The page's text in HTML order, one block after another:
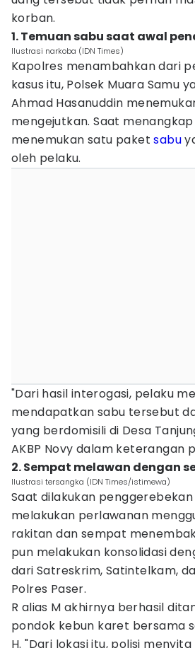
korban.
1. Temuan sabu saat awal
Ilustrasi narkoba (IDN Times)
Kapolres menambahkan dari
kasus itu, Polsek Muara Samu
Ahmad Hasanuddin
mengejutkan. Saat menangkap
menemukan satu paketsabu
oleh pelaku.
"Dari hasil interogasi, pelaku
mendapatkan sabu tersebut
yang berdomisili di Desa
AKBP Novy dalam keterangan
2. Sempat melawan dengan
Ilustrasi tersangka (IDN Times/istimewa)
Saat dilakukan penggerebekan
melakukan perlawanan
rakitan dan sempat
pun melakukan konsolidasi
dari Satreskrim, Satintelkam,
Polres Paser.
R alias M akhirnya berhasil
pondok kebun karet bersama
H. "Dari lokasi itu, polisi